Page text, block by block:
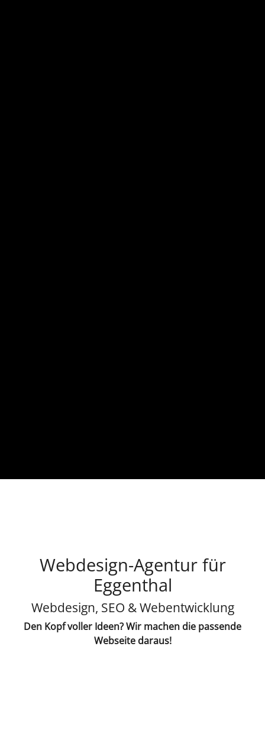
Webdesign-Agentur für
Eggenthal
Webdesign, SEO & Webentwicklung
Den Kopf voller Ideen? Wir machen die passende
Webseite daraus!